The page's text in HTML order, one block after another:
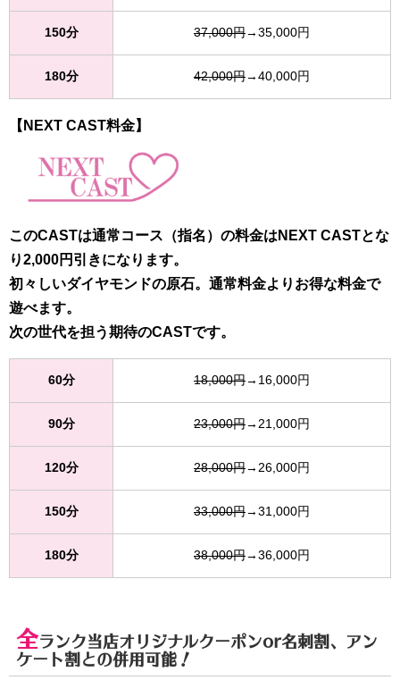
150分 37,000円→35,000円
180分 42,000円→40,000円
【NEXT CAST料金】
このCASTは通常コース（指名）の料金はNEXT CASTとな
り2,000円引きになります。
初々しいダイヤモンドの原石。通常料金よりお得な料金で
遊べます。
次の世代を担う期待のCASTです。
60分 18,000円→16,000円
90分 23,000円→21,000円
120分 28,000円→26,000円
150分 33,000円→31,000円
180分 38,000円→36,000円
全ランク当店オリジナルクーポンor名刺割、アン
ケート割との併用可能！